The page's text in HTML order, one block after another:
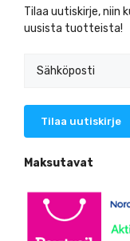
Tilaa uutiskirje, niin
uusista tuotteista!
Maksutavat